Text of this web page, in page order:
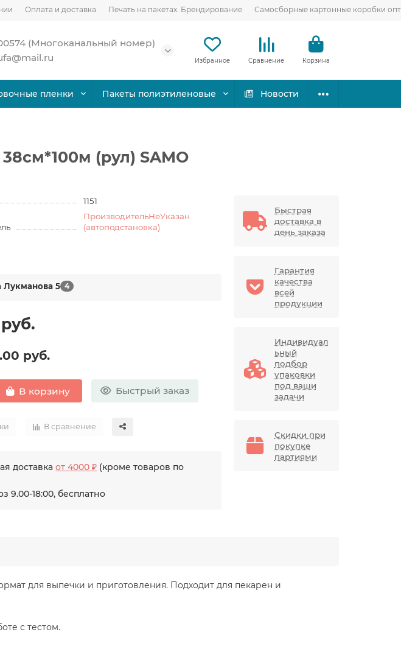
Оплата и доставка Печать на пакетах. Брендирование Самосборные картонные коробки
(Многоканальный номер)
Избранное Сравнение Корзина
пленки Пакеты полиэтиленовые Новости
(рул) SAMO
1151
ПроизводительНеУказан
(автоподстановка)
Лукманова 5 4
руб.
В корзину Быстрый заказ
В сравнение
доставкаот 4000 ₽ (кроме товаров по
9.00-18:00, бесплатно
Быстрая
доставка в
день заказа
Гарантия
качества
всей
продукции
Индивидуал
ьный
подбор
упаковки
под ваши
задачи
Скидки при
покупке
партиями
для выпечки и приготовления. Подходит для пекарен и
с тестом.